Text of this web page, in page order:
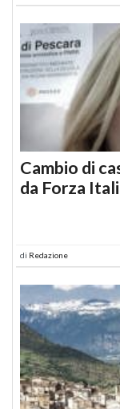
Cambio di
da Forza
di Redazione